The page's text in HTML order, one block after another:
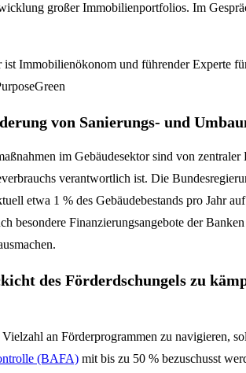
großer Immobilienportfolios. Im
von Sanierungs- und
im Gebäudesektor sind von
verantwortlich ist. Die
etwa 1 % des Gebäudebestands pro Jahr
besondere Finanzierungsangebote der
des Förderdschungels zu
an Förderprogrammen zu navigieren,
(BAFA) mit bis zu 50 % bezuschusst